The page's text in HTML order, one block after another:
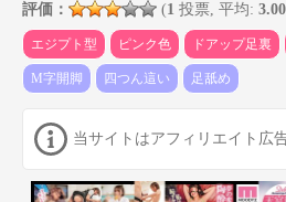
評価： (1 投票, 平均: 3.00
エジプト型 ピンク色 ドアップ足裏
M字開脚 四つん這い 足舐め
当サイトはアフィリエイト広